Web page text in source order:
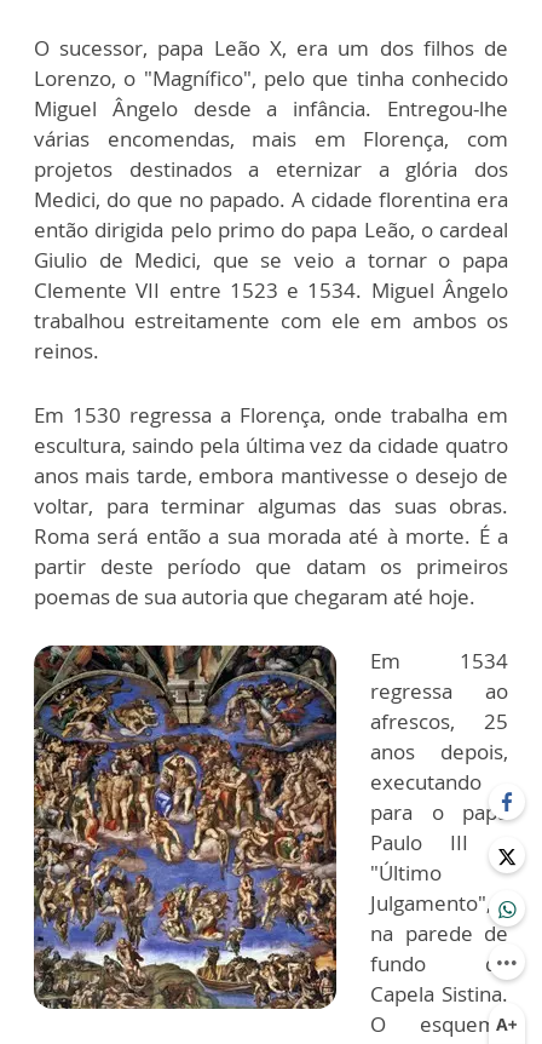
O sucessor, papa Leão X, era um dos filhos de
Lorenzo, o "Magnífico", pelo que tinha conhecido
Miguel Ângelo desde a infância. Entregou-lhe
várias encomendas, mais em Florença, com
projetos destinados a eternizar a glória dos
Medici, do que no papado. A cidade florentina era
então dirigida pelo primo do papa Leão, o cardeal
Giulio de Medici, que se veio a tornar o papa
Clemente VII entre 1523 e 1534. Miguel Ângelo
trabalhou estreitamente com ele em ambos os
reinos.
Em 1530 regressa a Florença, onde trabalha em
escultura, saindo pela última vez da cidade quatro
anos mais tarde, embora mantivesse o desejo de
voltar, para terminar algumas das suas obras.
Roma será então a sua morada até à morte. É a
partir deste período que datam os primeiros
poemas de sua autoria que chegaram até hoje.
Em 1534
regressa ao
afrescos, 25
anos depois,
executando
para o papa
Paulo III o
"Último
Julgamento",
na parede de
fundo da
Capela Sistina.
O esquema